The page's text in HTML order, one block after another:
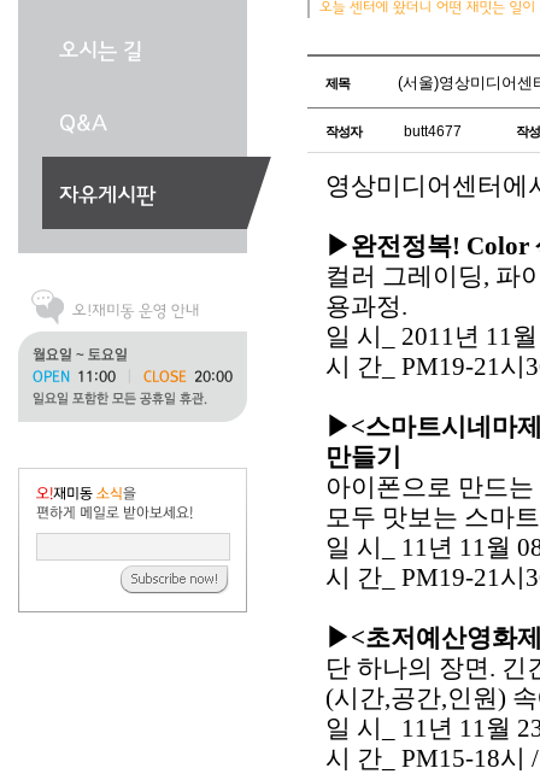
제목 (서울)영상미디어센
작성자 butt4677 작
영상미디어센터에
▶완전정복! Color
컬러 그레이딩, 파
용과정.
일 시_ 2011년 11
시 간_ PM19-21시
▶<스마트시네마
만들기
아이폰으로 만드
모두 맛보는 스마
일 시_ 11년 11월
시 간_ PM19-21시
▶<초저예산영화
단 하나의 장면. 긴
(시간,공간,인원)
일 시_ 11년 11월
시 간_ PM15-18시